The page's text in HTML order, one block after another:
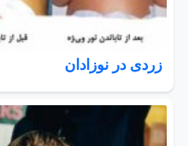
زردی در نوزادان